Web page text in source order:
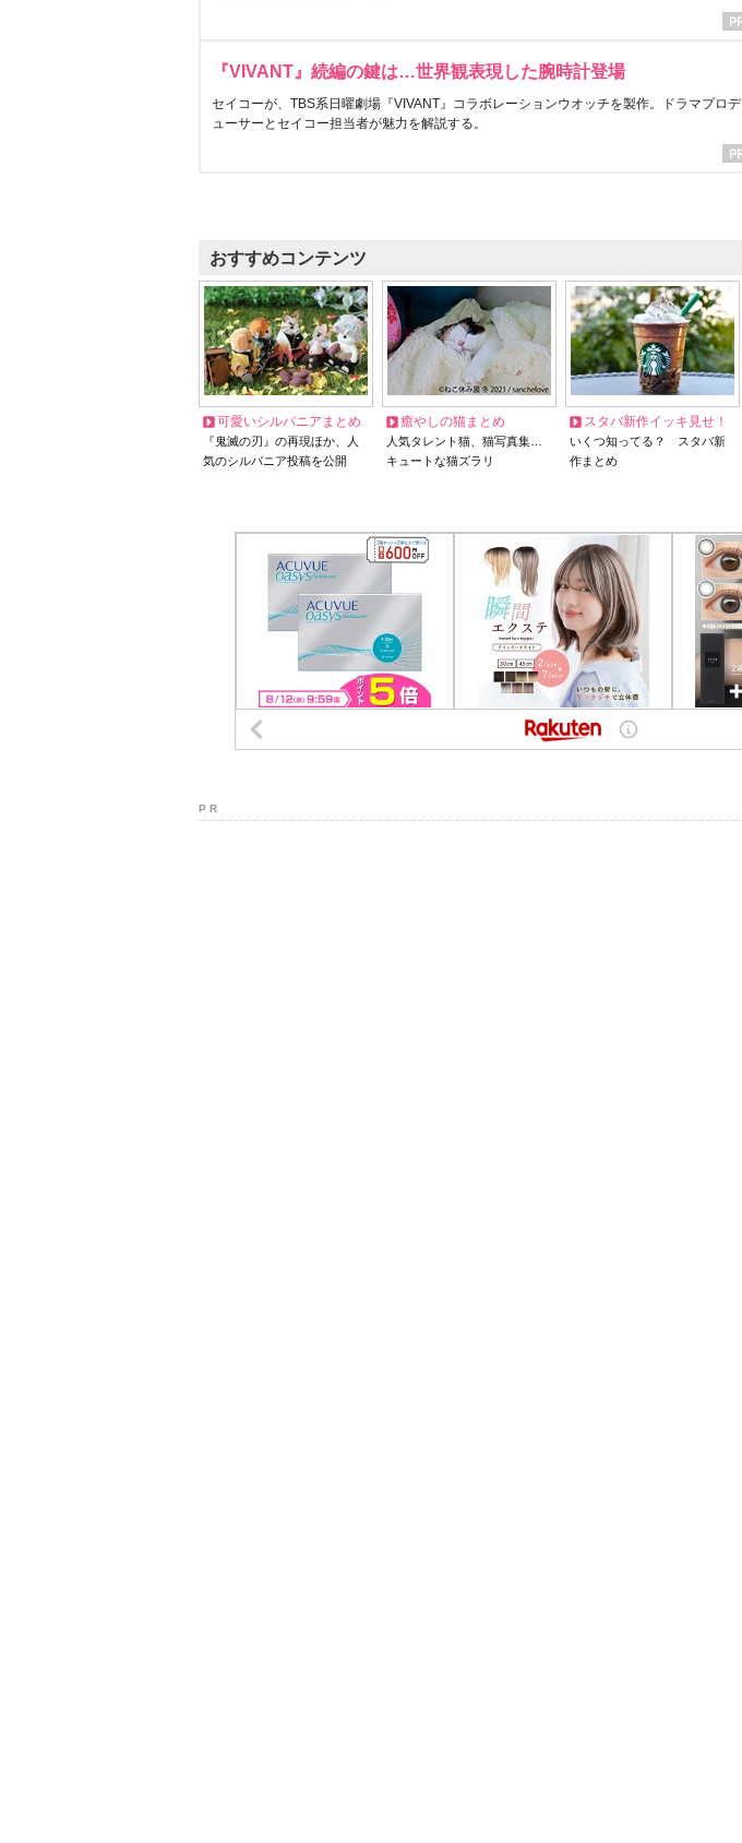
『VIVANT』続編の鍵は…世界観表現した腕時計登場
セイコーが、TBS系日曜劇場『VIVANT』コラボレーションウオッチを製作。ドラマプロデ
ューサーとセイコー担当者が魅力を解説する。
おすすめコンテンツ
可愛いシルバニアまとめ
『鬼滅の刃』の再現ほか、人
気のシルバニア投稿を公開
癒やしの猫まとめ
人気タレント猫、猫写真集…
キュートな猫ズラリ
スタバ新作イッキ見せ！
いくつ知ってる？ スタバ新
作まとめ
P R